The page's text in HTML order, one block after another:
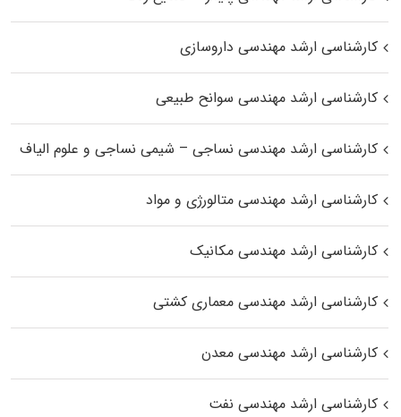
کارشناسی ارشد مهندسی داروسازی
کارشناسی ارشد مهندسی سوانح طبیعی
کارشناسی ارشد مهندسی نساجی – شیمی نساجی و علوم الیاف
کارشناسی ارشد مهندسی متالورژی و مواد
کارشناسی ارشد مهندسی مکانیک
کارشناسی ارشد مهندسی معماری کشتی
کارشناسی ارشد مهندسی معدن
کارشناسی ارشد مهندسی نفت